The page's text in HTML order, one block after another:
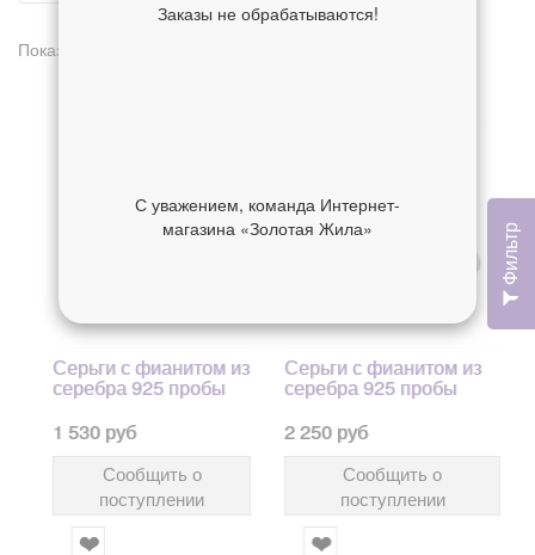
Фильтр
Показано 1 - 3 из 3 товаров
Серьги с фианитом из
серебра 925 пробы
1 530 руб
Сообщить о
поступлении
Серьги с фианитом из
серебра 925 пробы
2 250 руб
Сообщить о
поступлении
Заказы не обрабатываются!
С уважением, команда Интернет-
магазина «Золотая Жила»